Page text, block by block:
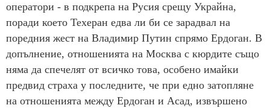
оператори - в подкрепа на Русия срещу Украйна,
поради което Техеран едва ли би се зарадвал на
поредния жест на Владимир Путин спрямо Ердоган. В
допълнение, отношенията на Москва с кюрдите също
няма да спечелят от всичко това, особено имайки
предвид страха у последните, че при едно затопляне
на отношенията между Ердоган и Асад, извършено